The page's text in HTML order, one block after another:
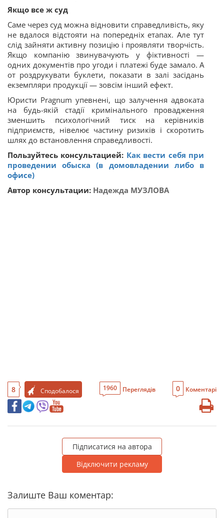
Якщо все ж суд
Саме через суд можна відновити справедливість, яку
не вдалося відстояти на попередніх етапах. Але тут
слід зайняти активну позицію і проявляти творчість.
Якщо компанію звинувачують у фіктивності —
одних документів про угоди і платежі буде замало. А
от роздрукувати буклети, показати в залі засідань
екземпляри продукції — зовсім інший ефект.
Юристи Pragnum упевнені, що залучення адвоката
на будь-якій стадії кримінального провадження
зменшить психологічний тиск на керівників
підприємств, нівелює частину ризиків і скоротить
шлях до встановлення справедливості.
Пользуйтесь консультацией: Как вести себя при
проведении обыска (в домовладении либо в
офисе)
Автор консультации: Надежда МУЗЛОВА
8 Сподобалося 1960 Переглядів 0 Коментарі
Підписатися на автора
Відключити рекламу
Залиште Ваш коментар: